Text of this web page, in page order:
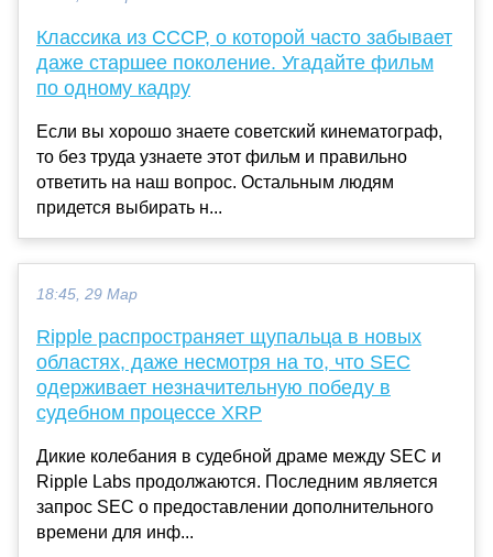
Классика из СССР, о которой часто забывает
даже старшее поколение. Угадайте фильм
по одному кадру
Если вы хорошо знаете советский кинематограф,
то без труда узнаете этот фильм и правильно
ответить на наш вопрос. Остальным людям
придется выбирать н...
18:45, 29 Мар
Ripple распространяет щупальца в новых
областях, даже несмотря на то, что SEC
одерживает незначительную победу в
судебном процессе XRP
Дикие колебания в судебной драме между SEC и
Ripple Labs продолжаются. Последним является
запрос SEC о предоставлении дополнительного
времени для инф...